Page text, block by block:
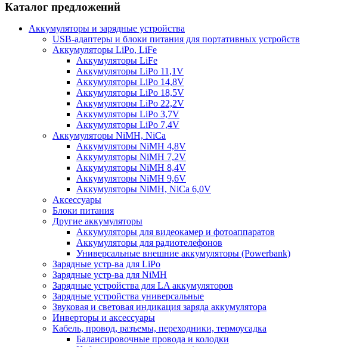
Каталог предложений
Аккумуляторы и зарядные устройства
USB-адаптеры и блоки питания для портативных устройств
Аккумуляторы LiPo, LiFe
Аккумуляторы LiFe
Аккумуляторы LiPo 11,1V
Аккумуляторы LiPo 14,8V
Аккумуляторы LiPo 18,5V
Аккумуляторы LiPo 22,2V
Аккумуляторы LiPo 3,7V
Аккумуляторы LiPo 7,4V
Аккумуляторы NiMH, NiCa
Аккумуляторы NiMH 4,8V
Аккумуляторы NiMH 7,2V
Аккумуляторы NiMH 8,4V
Аккумуляторы NiMH 9,6V
Аккумуляторы NiMH, NiCa 6,0V
Аксессуары
Блоки питания
Другие аккумуляторы
Аккумуляторы для видеокамер и фотоаппаратов
Аккумуляторы для радиотелефонов
Универсальные внешние аккумуляторы (Powerbank)
Зарядные устр-ва для LiPo
Зарядные устр-ва для NiMH
Зарядные устройства для LA аккумуляторов
Зарядные устройства универсальные
Звуковая и световая индикация заряда аккумулятора
Инверторы и аксессуары
Кабель, провод, разъемы, переходники, термоусадка
Балансировочные провода и колодки